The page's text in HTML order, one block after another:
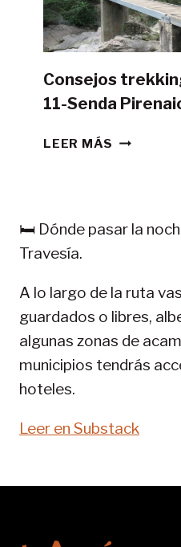
Consejos
11-Senda
LEER MÁS CONSEJOS
11-
🛏️ Dónde pasar la
Travesía.
A lo largo de la ruta
guardados o libres,
algunas zonas de
municipios tendrás
hoteles.
Leer en Substack